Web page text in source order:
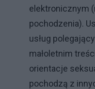
elektronicznym
pochodzenia).
usług
małoletnim
orientacje
pochodzą z